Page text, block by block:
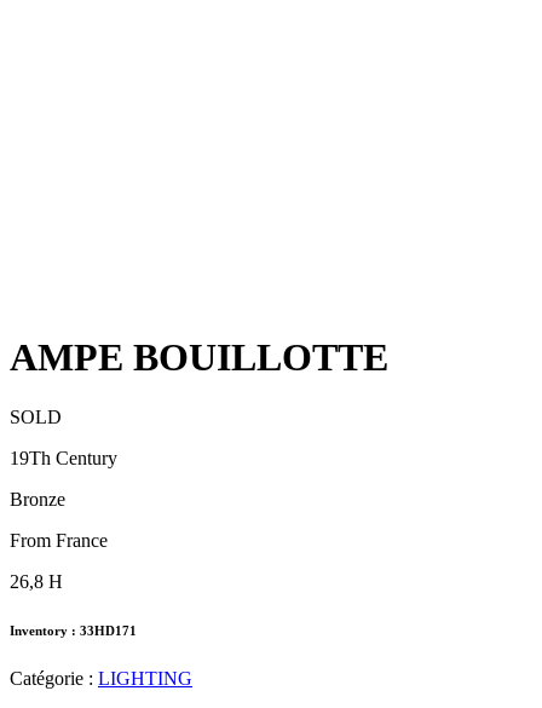
AMPE BOUILLOTTE
SOLD
19Th Century
Bronze
From France
26,8 H
Inventory : 33HD171
Catégorie : LIGHTING